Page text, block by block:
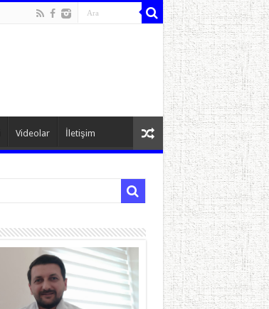
Videolar İletişim